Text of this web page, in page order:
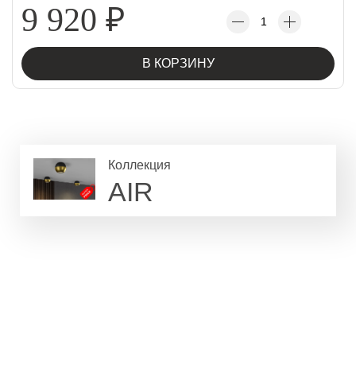
9 920 ₽
В КОРЗИНУ
Коллекция
AIR